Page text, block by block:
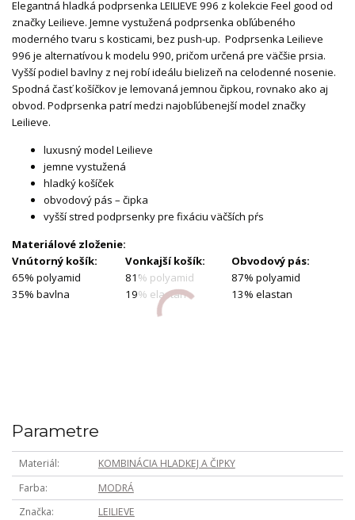
Elegantná hladká podprsenka LEILIEVE 996 z kolekcie Feel good od
značky Leilieve. Jemne vystužená podprsenka obľúbeného
moderného tvaru s kosticami, bez push-up. Podprsenka Leilieve
996 je alternatívou k modelu 990, pričom určená pre väčšie prsia.
Vyšší podiel bavlny z nej robí ideálu bielizeň na celodenné nosenie.
Spodná časť košíčkov je lemovaná jemnou čipkou, rovnako ako aj
obvod. Podprsenka patrí medzi najobľúbenejší model značky
Leilieve.
luxusný model Leilieve
jemne vystužená
hladký košíček
obvodový pás – čipka
vyšší stred podprsenky pre fixáciu väčších pŕs
Materiálové zloženie:
Vnútorný košík:
Vonkajší košík:
Obvodový pás:
65% polyamid
35% bavlna
81% polyamid
19% elastan
87% polyamid
13% elastan
Parametre
Materiál
KOMBINÁCIA HLADKEJ A ČIPKY
Farba
MODRÁ
Značka
LEILIEVE